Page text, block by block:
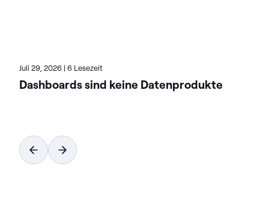
Juli 29, 2026 | 6 Lesezeit
Dashboards sind keine Datenprodukte